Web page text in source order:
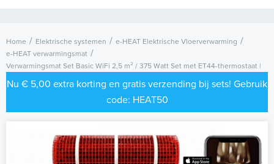
Home Elektrische systemen
e-HEAT Elektrische Vloerverwarming
e-HEAT verwarmingsmat
Verwarmingsmat Set Basic WiFi 2,5 m² / 375 Watt Set met ET44-thermostaat |
Nu € 5,00 extra korting en gratis verzending bij sets! Gebruik
code: HEAT50